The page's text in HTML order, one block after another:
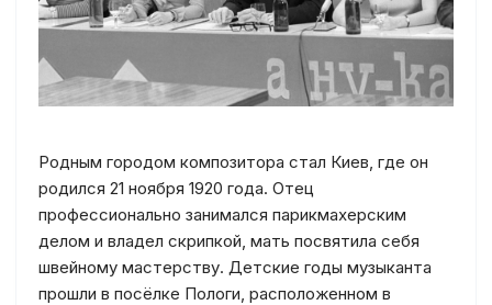
Родным городом композитора стал Киев, где он
родился 21 ноября 1920 года. Отец
профессионально занимался парикмахерским
делом и владел скрипкой, мать посвятила себя
швейному мастерству. Детские годы музыканта
прошли в посёлке Пологи, расположенном в